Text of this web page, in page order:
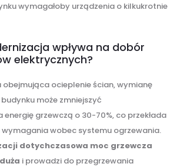
wymagałoby urządzenia o kilkukrotnie
wpływa na dobór
elektrycznych?
ocieplenie ścian, wymianę
może zmniejszyć
grzewczą o 30-70%, co przekłada
wymagania wobec systemu ogrzewania.
dotychczasowa moc grzewcza
i prowadzi do przegrzewania